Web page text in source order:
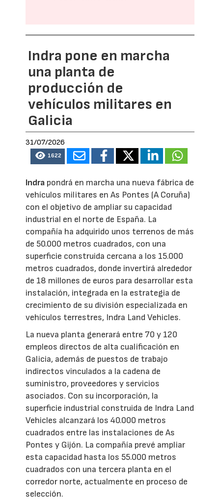
Indra pone en marcha
una planta de
producción de
vehículos militares en
Galicia
31/07/2026
1622
Indra pondrá en marcha una nueva fábrica de
vehículos militares en As Pontes (A Coruña)
con el objetivo de ampliar su capacidad
industrial en el norte de España. La
compañía ha adquirido unos terrenos de más
de 50.000 metros cuadrados, con una
superficie construida cercana a los 15.000
metros cuadrados, donde invertirá alrededor
de 18 millones de euros para desarrollar esta
instalación, integrada en la estrategia de
crecimiento de su división especializada en
vehículos terrestres, Indra Land Vehicles.
La nueva planta generará entre 70 y 120
empleos directos de alta cualificación en
Galicia, además de puestos de trabajo
indirectos vinculados a la cadena de
suministro, proveedores y servicios
asociados. Con su incorporación, la
superficie industrial construida de Indra Land
Vehicles alcanzará los 40.000 metros
cuadrados entre las instalaciones de As
Pontes y Gijón. La compañía prevé ampliar
esta capacidad hasta los 55.000 metros
cuadrados con una tercera planta en el
corredor norte, actualmente en proceso de
selección.